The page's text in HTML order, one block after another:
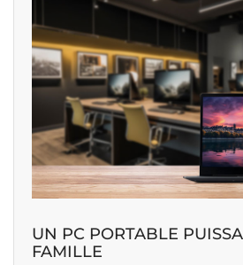
UN PC PORTABLE
FAMILLE